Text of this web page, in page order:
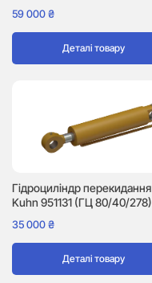
59 000₴
Деталі товару
Гідроциліндр перекидання
Kuhn 951131 (ГЦ 80/40/278)
35 000₴
Деталі товару